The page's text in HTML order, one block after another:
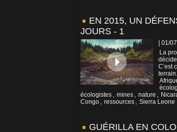
EN 2015, UN
JOURS - 1
| 01/
La
C’est
écologistes , mines , nature ,
Congo , ressources , Sierra Leone
GUÉRILLA EN